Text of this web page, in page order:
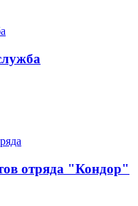
отряда "Кондор"